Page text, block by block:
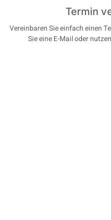
Termin
Vereinbaren Sie einfach einen
Sie eine E-Mail oder